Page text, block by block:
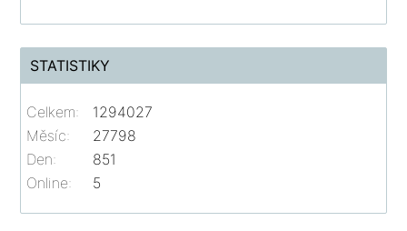
STATISTIKY
Online: 5
Celkem:
1294027
Měsíc:
27798
Den:
851